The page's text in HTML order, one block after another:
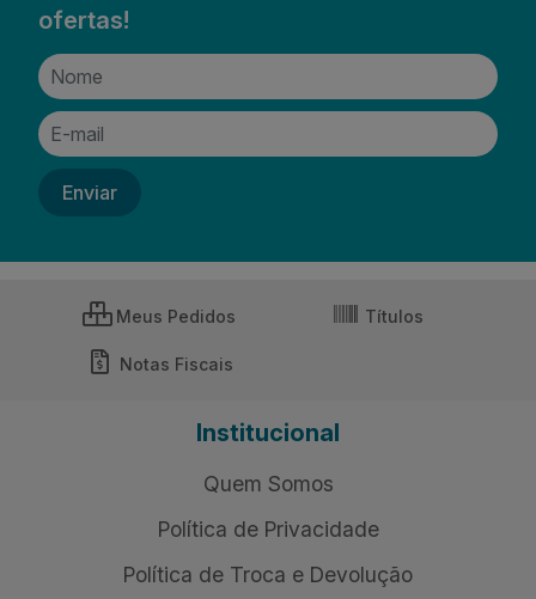
ofertas!
Meus Pedidos Títulos
Notas Fiscais
Institucional
Quem Somos
Política de Privacidade
Política de Troca e Devolução